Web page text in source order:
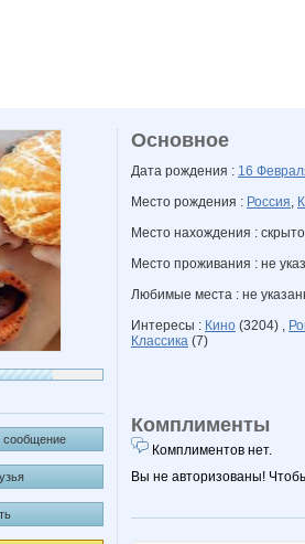
сообщение
Основное
Дата рождения : 16
Место рождения : Россия,
Место нахождения : скрыто
Место проживания : не
Любимые места : не
Интересы : Кино (3204) ,
Классика (7)
Комплименты
Комплиментов нет.
Вы не авторизованы!